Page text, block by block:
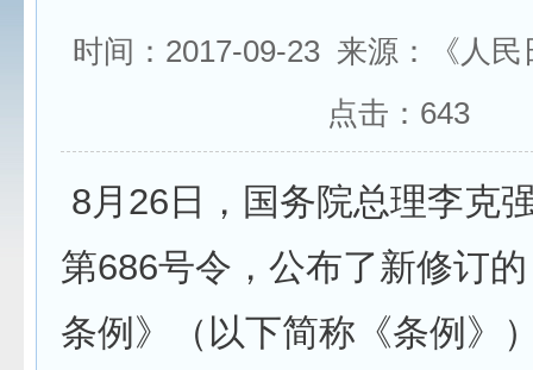
时间：2017-09-23 来源：《人
点击： 643
8月26日，国务院总理李克
第686号令，公布了新修订
条例》（以下简称《条例》